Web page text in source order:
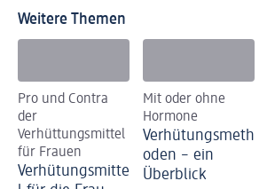
Weitere Themen
Pro und Contra
der
Verhüttungsmittel
für Frauen
Verhütungsmitte
Mit oder ohne
Hormone
Verhütungsmeth
oden – ein
Überblick